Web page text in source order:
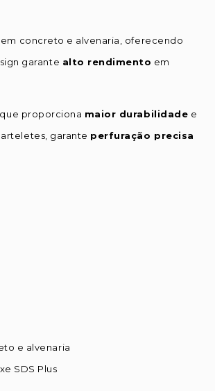
concreto e alvenaria, oferecendo
garante alto rendimento em
que proporciona maior durabilidade e
garante perfuração precisa
e alvenaria
SDS Plus